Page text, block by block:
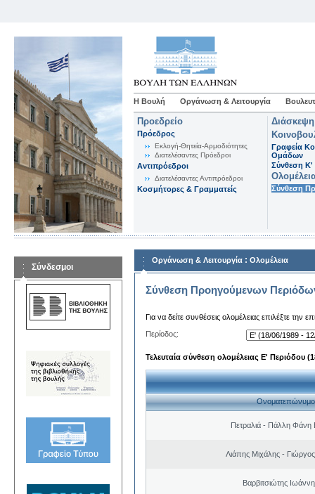
Η Βουλή Οργάνωση & Λειτουργία
Προεδρείο
Πρόεδρος
Εκλογή-Θητεία-Αρμοδιότητες
Διατελέσαντες Πρόεδροι
Αντιπρόεδροι
Διατελέσαντες Αντιπρόεδροι
Κοσμήτορες & Γραμματείς
Γραφεία
Ομάδων
Σύνθεση K'
Σύνθεση
Σύνδεσμοι
Οργάνωση & Λειτουργία : Ολομέλεια
Σύνθεση Προηγούμενων
Για να δείτε συνθέσεις ολομέλειας επιλέξτε την
Περίοδος:
Τελευταία σύνθεση ολομέλειας Ε' Περιόδου
Ονοματεπώνυμο
Πετραλιά - Πάλλη Φάνη
Λιάπης Μιχάλης -
Βαρβιτσιώτης